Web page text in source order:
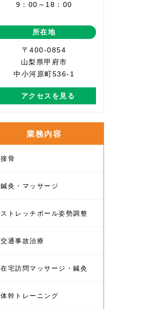
9：00～18：00
所在地
〒400-0854
山梨県甲府市
中小河原町536-1
アクセスを見る
業務内容
接骨
鍼灸・マッサージ
ストレッチポール姿勢調整
交通事故治療
在宅訪問マッサージ・鍼灸
体幹トレーニング